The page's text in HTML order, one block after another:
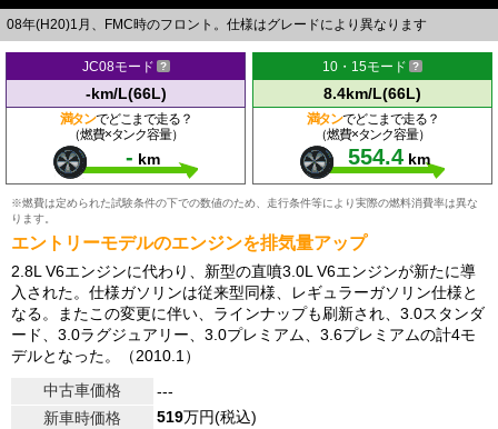
08年(H20)1月、FMC時のフロント。仕様はグレードにより異なります
JC08モード
-km/L(66L)
満タンでどこまで走る？
（燃費×タンク容量）
- km
10・15モード
8.4km/L(66L)
満タンでどこまで走る？
（燃費×タンク容量）
554.4 km
※燃費は定められた試験条件の下での数値のため、走行条件等により実際の燃料消費率は異な
ります。
エントリーモデルのエンジンを排気量アップ
2.8L V6エンジンに代わり、新型の直噴3.0L V6エンジンが新たに導
入された。仕様ガソリンは従来型同様、レギュラーガソリン仕様と
なる。またこの変更に伴い、ラインナップも刷新され、3.0スタンダ
ード、3.0ラグジュアリー、3.0プレミアム、3.6プレミアムの計4モ
デルとなった。（2010.1）
中古車価格
---
新車時価格
519万円(税込)